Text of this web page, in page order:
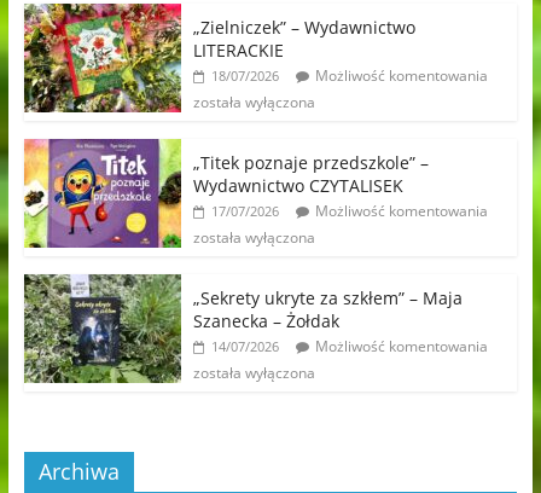
„Zielniczek” – Wydawnictwo
LITERACKIE
18/07/2026
Możliwość komentowania
została wyłączona
„Titek poznaje przedszkole” –
Wydawnictwo CZYTALISEK
17/07/2026
Możliwość komentowania
została wyłączona
„Sekrety ukryte za szkłem” – Maja
Szanecka – Żołdak
14/07/2026
Możliwość komentowania
została wyłączona
Archiwa